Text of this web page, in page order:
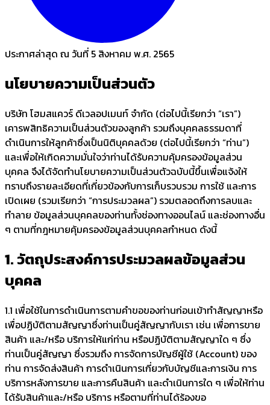
ประกาศล่าสุด ณ วันที่ 5 สิงหาคม พ.ศ. 2565
นโยบายความเป็นส่วนตัว
บริษัท โฮมสแควร์ ดีเวลอปเมนท์ จำกัด (ต่อไปนี้เรียกว่า “เรา”)
เคารพสิทธิความเป็นส่วนตัวของลูกค้า รวมถึงบุคคลธรรมดาที่
ดำเนินการให้ลูกค้าซึ่งเป็นนิติบุคคลด้วย (ต่อไปนี้เรียกว่า “ท่าน”)
และเพื่อให้เกิดความมั่นใจว่าท่านได้รับความคุ้มครองข้อมูลส่วน
บุคคล จึงได้จัดทำนโยบายความเป็นส่วนตัวฉบับนี้ขึ้นเพื่อแจ้งให้
ทราบถึงรายละเอียดที่เกี่ยวข้องกับการเก็บรวบรวม การใช้ และการ
เปิดเผย (รวมเรียกว่า “การประมวลผล”) รวมตลอดถึงการลบและ
ทำลาย ข้อมูลส่วนบุคคลของท่านทั้งช่องทางออนไลน์ และช่องทางอื่น
ๆ ตามที่กฎหมายคุ้มครองข้อมูลส่วนบุคคลกำหนด ดังนี้
1. วัตถุประสงค์การประมวลผลข้อมูลส่วน
บุคคล
1.1 เพื่อใช้ในการดำเนินการตามคำขอของท่านก่อนเข้าทำสัญญาหรือ
เพื่อปฏิบัติตามสัญญาซึ่งท่านเป็นคู่สัญญากับเรา เช่น เพื่อการขาย
สินค้า และ/หรือ บริการให้แก่ท่าน หรือปฏิบัติตามสัญญาใด ๆ ซึ่ง
ท่านเป็นคู่สัญญา ซึ่งรวมถึง การจัดการบัญชีผู้ใช้ (Account) ของ
ท่าน การจัดส่งสินค้า การดำเนินการเกี่ยวกับบัญชีและการเงิน การ
บริการหลังการขาย และการคืนสินค้า และดำเนินการใด ๆ เพื่อให้ท่าน
ได้รับสินค้าและ/หรือ บริการ หรือตามที่ท่านได้ร้องขอ